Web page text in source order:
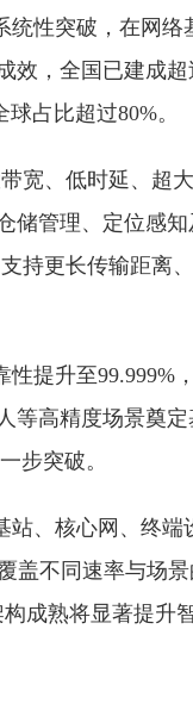
统性突破，在网络
效，全国已建成超
占比超过80%。
宽、低时延、超
储管理、定位感
持更长传输距离
提升至99.999%
等高精度场景奠
步突破。
站、核心网、终端
盖不同速率与场景
成熟将显著提升